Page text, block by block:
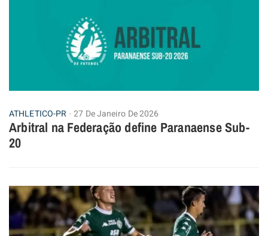
ATHLETICO-PR 27 De Janeiro De 2026
Arbitral na Federação define Paranaense Sub-
20